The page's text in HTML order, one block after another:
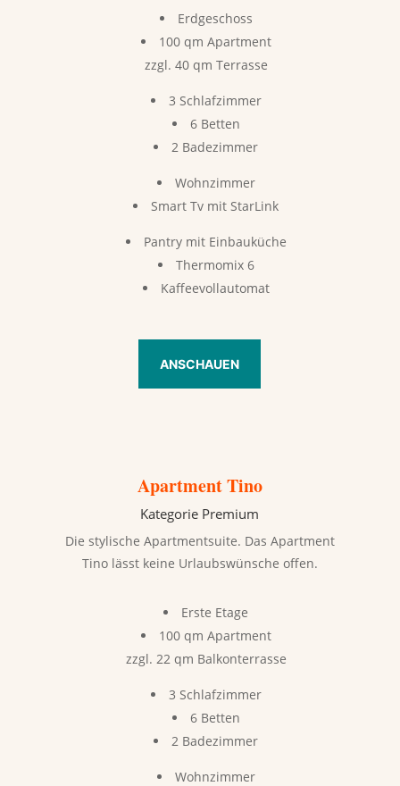
Erdgeschoss
100 qm Apartment
zzgl. 40 qm Terrasse
3 Schlafzimmer
6 Betten
2 Badezimmer
Wohnzimmer
Smart Tv mit StarLink
Pantry mit Einbauküche
Thermomix 6
Kaffeevollautomat
ANSCHAUEN
Apartment Tino
Kategorie Premium
Die stylische Apartmentsuite. Das Apartment
Tino lässt keine Urlaubswünsche offen.
Erste Etage
100 qm Apartment
zzgl. 22 qm Balkonterrasse
3 Schlafzimmer
6 Betten
2 Badezimmer
Wohnzimmer